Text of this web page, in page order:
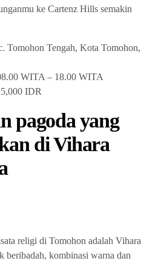
ke Cartenz Hills semakin
Tomohon Tengah, Kota Tomohon,
WITA – 18.00 WITA
IDR
pagoda yang
di Vihara
religi di Tomohon adalah Vihara
beribadah, kombinasi warna dan